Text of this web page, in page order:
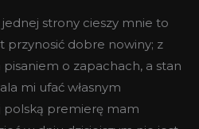
strony cieszy mnie to
przynosić dobre nowiny; z
o zapachach, a stan
mi ufać własnym
polską premierę mam